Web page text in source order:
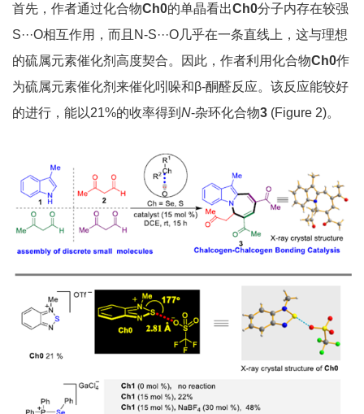
首先，作者通过化合物Ch0的单晶看出Ch0分子内存在较强
S···O相互作用，而且N-S···O几乎在一条直线上，这与理想
的硫属元素催化剂高度契合。因此，作者利用化合物Ch0作
为硫属元素催化剂来催化吲哚和β-酮醛反应。该反应能较好
的进行，能以21%的收率得到 N-杂环化合物3 (Figure 2)。